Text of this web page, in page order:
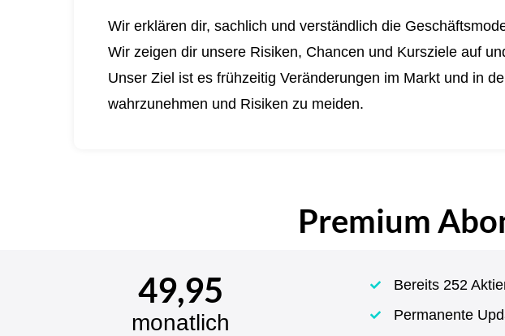
Wir erklären dir, sachlich und verständlich die
Wir zeigen dir unsere Risiken, Chancen und Kursziele auf
Unser Ziel ist es frühzeitig Veränderungen im Markt und in
wahrzunehmen und Risiken zu meiden.
Premium
49,95
monatlich
Bereits 252
Permanente